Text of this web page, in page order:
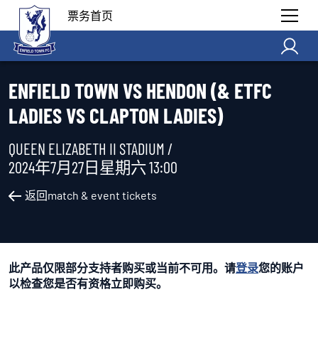
票务首页
ENFIELD TOWN VS HENDON (& ETFC
LADIES VS CLAPTON LADIES)
QUEEN ELIZABETH II STADIUM /
2024年7月27日星期六 13:00
返回match & event tickets
此产品仅限部分支持者购买或当前不可用。请登录您的账户
以检查您是否有资格立即购买。